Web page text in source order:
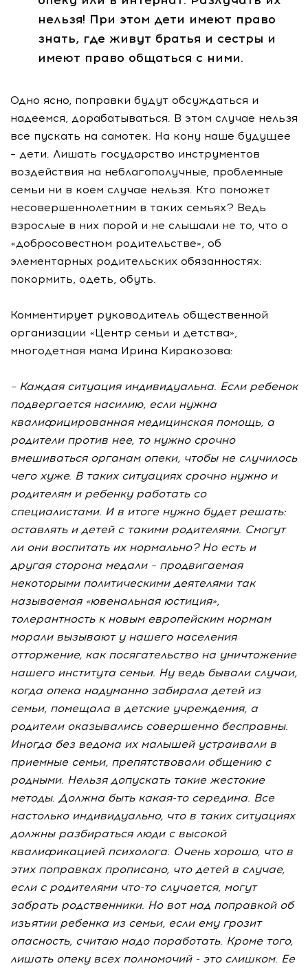
нельзя! При этом дети имеют право
знать, где живут братья и сестры и
имеют право общаться с ними.
Одно ясно, поправки будут обсуждаться и
надеемся, дорабатываться. В этом случае нельзя
все пускать на самотек. На кону наше будущее
– дети. Лишать государство инструментов
воздействия на неблагополучные, проблемные
семьи ни в коем случае нельзя. Кто поможет
несовершеннолетним в таких семьях? Ведь
взрослые в них порой и не слышали не то, что о
«добросовестном родительстве», об
элементарных родительских обязанностях:
покормить, одеть, обуть.
Комментирует руководитель общественной
организации «Центр семьи и детства»,
многодетная мама Ирина Киракозова:
– Каждая ситуация индивидуальна. Если ребенок
подвергается насилию, если нужна
квалифицированная медицинская помощь, а
родители против нее, то нужно срочно
вмешиваться органам опеки, чтобы не случилось
чего хуже. В таких ситуациях срочно нужно и
родителям и ребенку работать со
специалистами. И в итоге нужно будет решать:
оставлять и детей с такими родителями. Смогут
ли они воспитать их нормально? Но есть и
другая сторона медали – продвигаемая
некоторыми политическими деятелями так
называемая «ювенальная юстиция»,
толерантность к новым европейским нормам
морали вызывают у нашего населения
отторжение, как посягательство на уничтожение
нашего института семьи. Ну ведь бывали случаи,
когда опека надуманно забирала детей из
семьи, помещала в детские учреждения, а
родители оказывались совершенно бесправны.
Иногда без ведома их малышей устраивали в
приемные семьи, препятствовали общению с
родными. Нельзя допускать такие жестокие
методы. Должна быть какая-то середина. Все
настолько индивидуально, что в таких ситуациях
должны разбираться люди с высокой
квалификацией психолога. Очень хорошо, что в
этих поправках прописано, что детей в случае,
если с родителями что-то случается, могут
забрать родственники. Но вот над поправкой об
изъятии ребенка из семьи, если ему грозит
опасность, считаю надо поработать. Кроме того,
лишать опеку всех полномочий - это слишком. Ее